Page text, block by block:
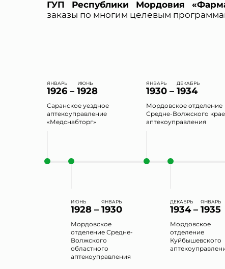
ГУП Республики Мордовия
заказы по многим целевым
ЯНВАРЬ ИЮНЬ
1926 – 1928
Саранское уездное
аптекоуправление
«Медснабторг»
ЯНВАРЬ ДЕКАБРЬ
1930 – 1934
Мордовское отделение
Средне-Волжского
аптекоуправления
ИЮНЬ ЯНВАРЬ
1928 – 1930
Мордовское
отделение Средне-
Волжского
областного
аптекоуправления
ДЕКАБРЬ ЯНВАРЬ
1934 – 1935
Мордовское
отделение
Куйбышевского